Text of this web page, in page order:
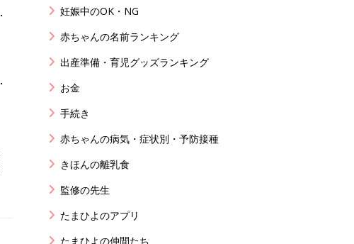
妊娠中のOK・NG
赤ちゃんの名前ランキング
出産準備・育児グッズランキング
お金
手続き
赤ちゃんの病気・症状別・予防接種
きほんの離乳食
監修の先生
たまひよのアプリ
たまひよの仲間たち